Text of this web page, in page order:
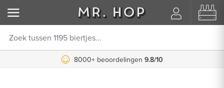
8000+ beoordelingen 9.8/10